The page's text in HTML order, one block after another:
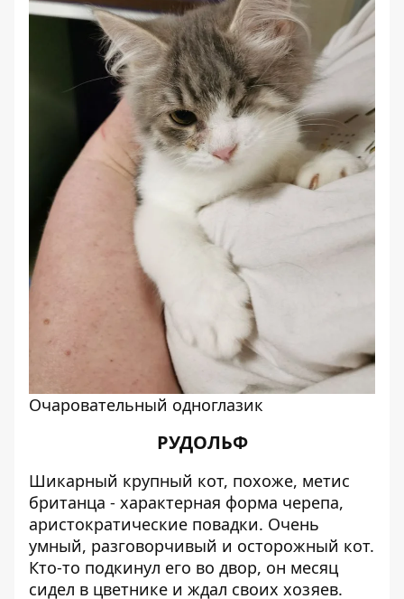
Очаровательный одноглазик
РУДОЛЬФ
Шикарный крупный кот, похоже, метис
британца - характерная форма черепа,
аристократические повадки. Очень
умный, разговорчивый и осторожный кот.
Кто-то подкинул его во двор, он месяц
сидел в цветнике и ждал своих хозяев.